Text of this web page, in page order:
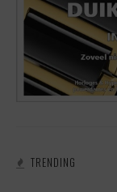
TRENDING